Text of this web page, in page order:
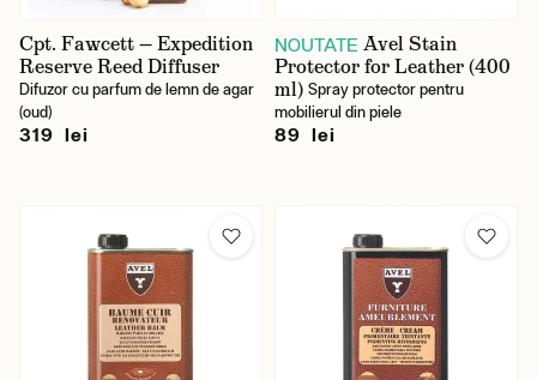
Lexon
Morgan's
Printworks
Cpt. Fawcett — Expedition
Reserve Reed Diffuser
Difuzor cu parfum de lemn de agar
(oud)
319 lei
NOUTATE Avel Stain
Protector for Leather (400
ml) Spray protector pentru
mobilierul din piele
89 lei